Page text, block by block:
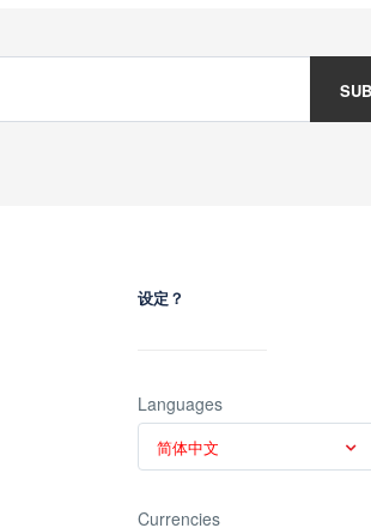
设定？
Languages
简体中文
Currencies